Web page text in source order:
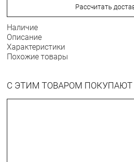
Рассчитать
Наличие
Описание
Характеристики
Похожие товары
С ЭТИМ ТОВАРОМ ПОКУПАЮТ